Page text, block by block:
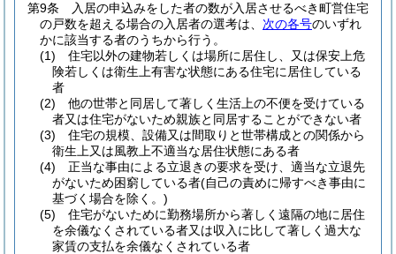
第9条
入居の申込みをした者の数が入居させるべき町営住宅
の戸数を超える場合の入居者の選考は、 次の各号のいずれ
かに該当する者のうちから行う。
(1)
住宅以外の建物若しくは場所に居住し、又は保安上危
険若しくは衛生上有害な状態にある住宅に居住している
者
(2)
他の世帯と同居して著しく生活上の不便を受けている
者又は住宅がないため親族と同居することができない者
(3)
住宅の規模、設備又は間取りと世帯構成との関係から
衛生上又は風教上不適当な居住状態にある者
(4)
正当な事由による立退きの要求を受け、適当な立退先
がないため困窮している者(自己の責めに帰すべき事由に
基づく場合を除く。)
(5)
住宅がないために勤務場所から著しく遠隔の地に居住
を余儀なくされている者又は収入に比して著しく過大な
家賃の支払を余儀なくされている者